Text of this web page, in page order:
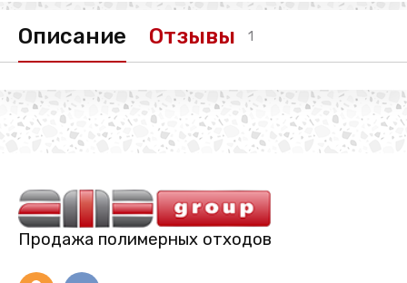
Описание Отзывы 1
Продажа полимерных отходов